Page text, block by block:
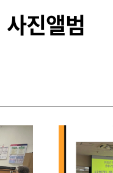
사진앨범